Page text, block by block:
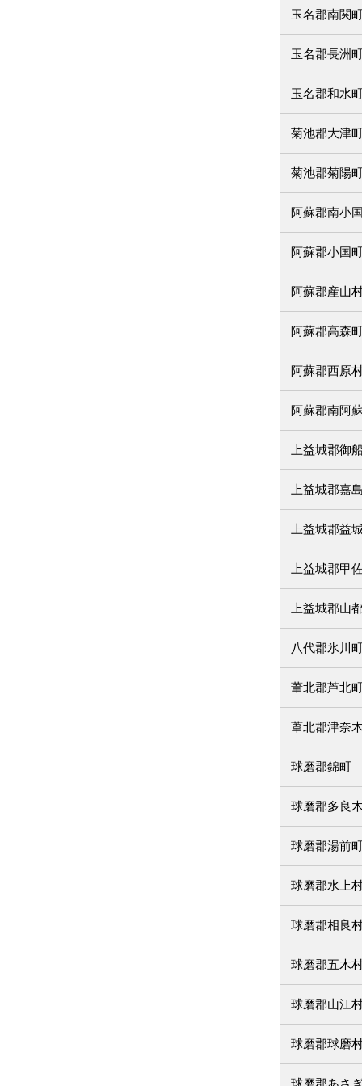
玉名郡南関
玉名郡長洲
玉名郡和水
菊池郡大津
菊池郡菊陽
阿蘇郡南小
阿蘇郡小国
阿蘇郡産山
阿蘇郡高森
阿蘇郡西原
阿蘇郡南阿
上益城郡御
上益城郡嘉
上益城郡益
上益城郡甲
上益城郡山
八代郡氷川
葦北郡芦北
葦北郡津奈
球磨郡錦町
球磨郡多良
球磨郡湯前
球磨郡水上
球磨郡相良
球磨郡五木
球磨郡山江
球磨郡球磨